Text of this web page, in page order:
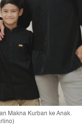
Makna Kurban ke Anak.